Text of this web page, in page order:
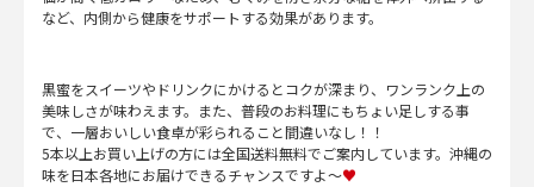
など、内側から健康をサポートする効果があります。
黒蜜をスイーツやドリンクにかけるとコクが深まり、ワンランク上の
美味しさが味わえます。また、普段のお料理にもちょい足しする事
で、一層おいしい食卓が彩られること間違いなし！！
5本以上お買い上げの方には全国送料無料でご案内しています。沖縄の
味を日本各地にお届けできるチャンスですよ～♥